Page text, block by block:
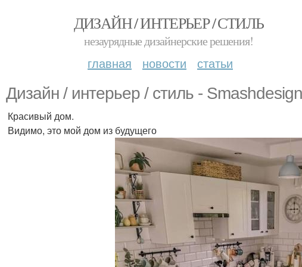
ДИЗАЙН / ИНТЕРЬЕР / СТИЛЬ
незаурядные дизайнерские решения!
главная новости статьи
Дизайн / интерьер / стиль -
Красивый дом.
Видимо, это мой дом из будущего